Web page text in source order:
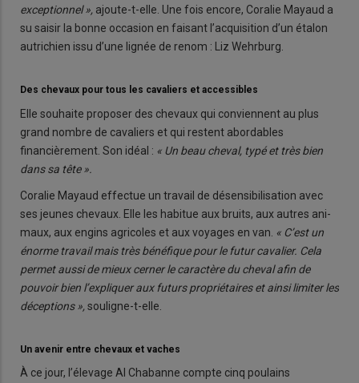
exception­nel », ajoute-t-elle. Une fois encore, Coralie Mayaud a
su saisir la bonne occasion en faisant l’acquisition d’un étalon
autrichien issu d’une lignée de renom : Liz Wehrburg.
Des chevaux pour tous les cavaliers et accessibles
Elle souhaite proposer des che­vaux qui conviennent au plus
grand nombre de cavaliers et qui restent abordables
financière­ment. Son idéal : « Un beau cheval, typé et très bien
dans sa tête ».
Coralie Mayaud effectue un tra­vail de désensibilisation avec
ses jeunes chevaux. Elle les habi­tue aux bruits, aux autres ani­
maux, aux engins agricoles et aux voyages en van. « C’est un
énorme travail mais très bénéfique pour le futur cavalier. Cela
permet aussi de mieux cerner le caractère du cheval afin de
pouvoir bien l’expliquer aux futurs propriétaires et ainsi limiter les
déceptions », souligne-t-elle.
Un avenir entre chevaux et vaches
À ce jour, l’élevage Al Chabanne compte cinq poulains